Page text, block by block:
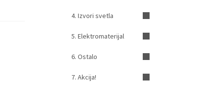
4. Izvori svetla
5. Elektromaterijal
6. Ostalo
7. Akcija!